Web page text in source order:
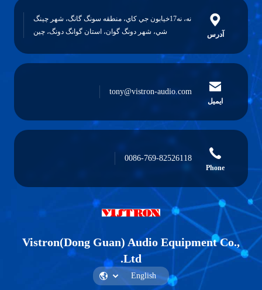
آدرس
نه، نه17خيابون جي کاي، منطقه سونگ گانگ، شهر چينگ
شي، شهر دونگ گوان، استان گوانگ دونگ، چين
ایمیل
tony@vistron-audio.com
Phone
0086-769-82526118
Vistron(Dong Guan) Audio Equipment Co.,
Ltd.